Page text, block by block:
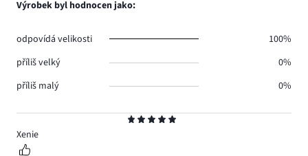
5
Xenie
Výrobek byl hodnocen jako:
odpovídá velikosti
100%
příliš velký
0%
příliš malý
0%